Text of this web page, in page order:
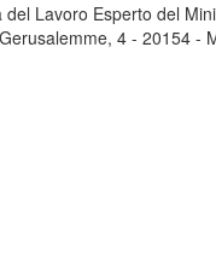
Lavoro Esperto del
4 - 20154 -